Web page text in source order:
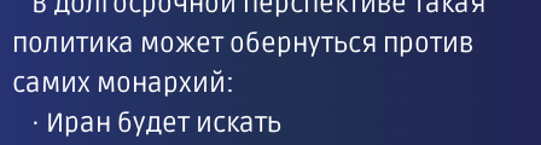
политика может обернуться против
самих монархий:
· Иран будет искать